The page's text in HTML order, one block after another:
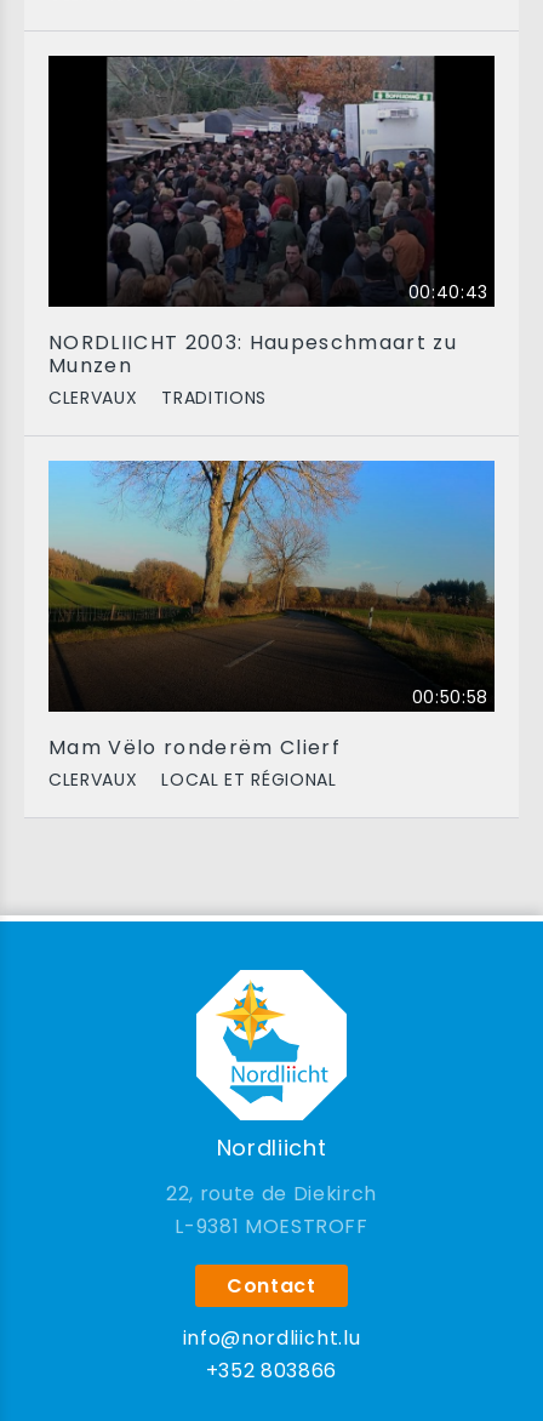
00:40:43
NORDLIICHT 2003: Haupeschmaart zu
Munzen
CLERVAUX TRADITIONS
00:50:58
Mam Vëlo ronderëm Clierf
CLERVAUX LOCAL ET RÉGIONAL
Nordliicht
22, route de Diekirch
9381 MOESTROFF
Contact
info@nordliicht.lu
+352 803866